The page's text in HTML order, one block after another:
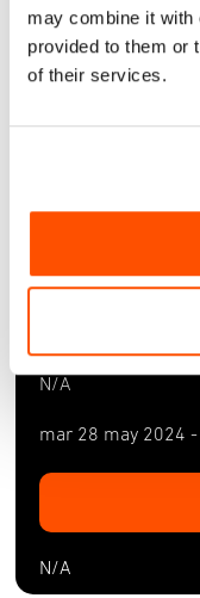
may combine it with
provided to them or
of their services.
Para applicar y mas
https://
culture/publicart/
N/A
mar 28 may 2024
N/A